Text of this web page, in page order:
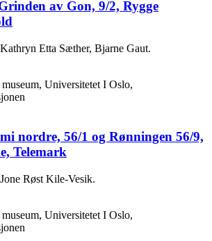
av Gon, 9/2, Rygge
Etta Sæther, Bjarne Gaut.
Universitetet I Oslo,
nordre, 56/1 og Rønningen 56/9,
Telemark
Røst Kile-Vesik.
Universitetet I Oslo,